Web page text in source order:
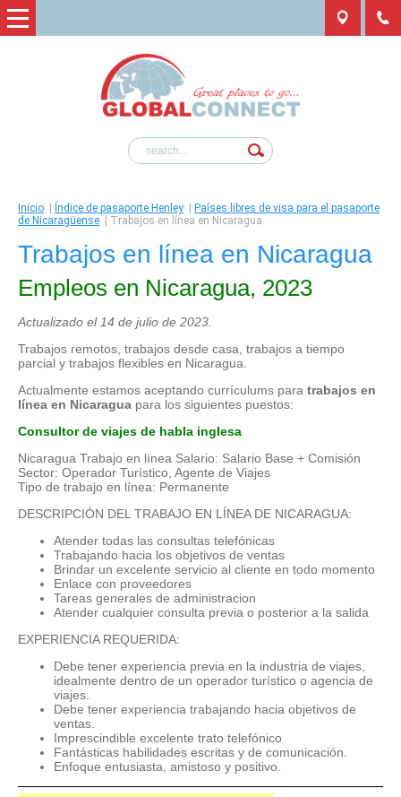
Inicio Índice de pasaporte Henley
Países libres de visa para el pasaporte
de Nicaragüense
Trabajos en línea en Nicaragua
Trabajos en línea en Nicaragua
Empleos en Nicaragua, 2023
Actualizado el 14 de julio de 2023.
Trabajos remotos, trabajos desde casa, trabajos a tiempo
parcial y trabajos flexibles en Nicaragua.
Actualmente estamos aceptando currículums para trabajos en
línea en Nicaragua para los siguientes puestos:
Consultor de viajes de habla inglesa
Nicaragua Trabajo en línea Salario: Salario Base + Comisión
Sector: Operador Turístico, Agente de Viajes
Tipo de trabajo en línea: Permanente
DESCRIPCIÓN DEL TRABAJO EN LÍNEA DE NICARAGUA:
Atender todas las consultas telefónicas
Trabajando hacia los objetivos de ventas
Brindar un excelente servicio al cliente en todo momento
Enlace con proveedores
Tareas generales de administracion
Atender cualquier consulta previa o posterior a la salida
EXPERIENCIA REQUERIDA:
Debe tener experiencia previa en la industria de viajes,
idealmente dentro de un operador turístico o agencia de
viajes.
Debe tener experiencia trabajando hacia objetivos de
ventas.
Imprescindible excelente trato telefónico
Fantásticas habilidades escritas y de comunicación.
Enfoque entusiasta, amistoso y positivo.